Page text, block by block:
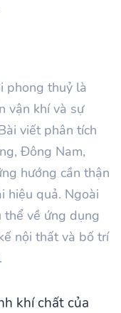
phong thuỷ là
vận khí và sự
viết phân tích
Đông Nam,
hướng cần thận
hiệu quả. Ngoài
thể về ứng dụng
nội thất và bố trí
khí chất của